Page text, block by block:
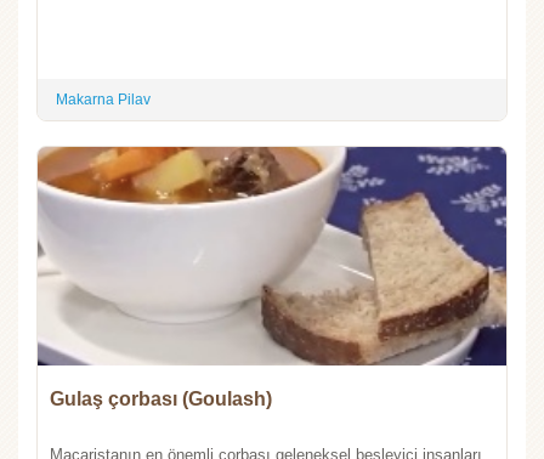
Makarna Pilav
Gulaş çorbası (Goulash)
Macaristanın en önemli çorbası geleneksel besleyici insanları